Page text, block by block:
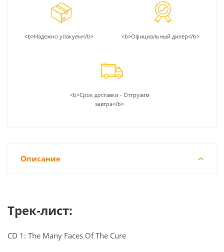
<b>Надежно упакуем</b> <b>Официальный дилер</b>
<b>Срок доставки - Отгрузим
завтра</b>
Описание
Трек-лист:
CD 1: The Many Faces Of The Cure